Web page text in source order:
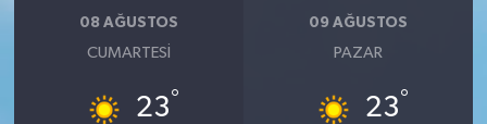
08 AĞUSTOS
CUMARTESI
23°
09 AĞUSTOS
PAZAR
23°